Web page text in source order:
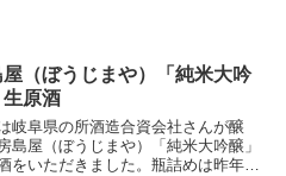
屋（ぼうじまや）「純米大吟
原酒
岐阜県の所酒造合資会社さんが醸
島屋（ぼうじまや）「純米大吟醸」
をいただきました。瓶詰めは昨年の